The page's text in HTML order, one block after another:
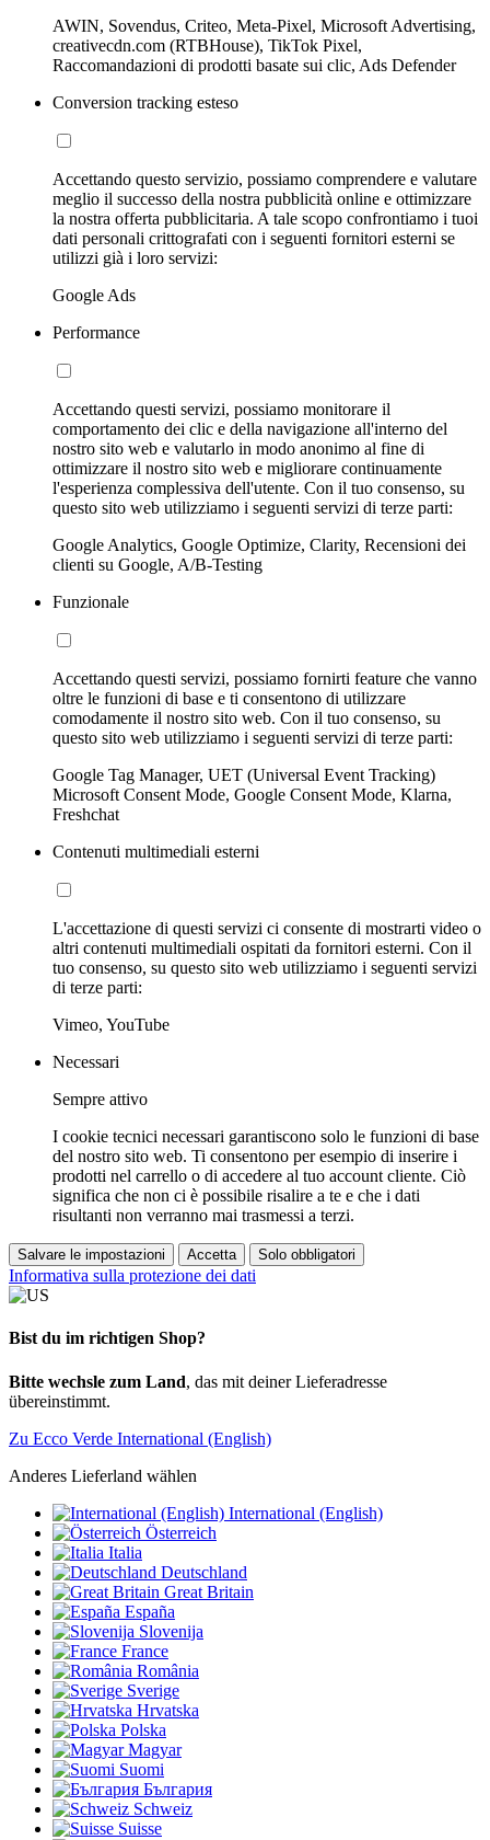
AWIN, Sovendus, Criteo, Meta-Pixel, Microsoft Advertising,
creativecdn.com (RTBHouse), TikTok Pixel,
Raccomandazioni di prodotti basate sui clic, Ads Defender
Conversion tracking esteso
Accettando questo servizio, possiamo comprendere e valutare
meglio il successo della nostra pubblicità online e ottimizzare
la nostra offerta pubblicitaria. A tale scopo confrontiamo i tuoi
dati personali crittografati con i seguenti fornitori esterni se
utilizzi già i loro servizi:
Google Ads
Performance
Accettando questi servizi, possiamo monitorare il
comportamento dei clic e della navigazione all'interno del
nostro sito web e valutarlo in modo anonimo al fine di
ottimizzare il nostro sito web e migliorare continuamente
l'esperienza complessiva dell'utente. Con il tuo consenso, su
questo sito web utilizziamo i seguenti servizi di terze parti:
Google Analytics, Google Optimize, Clarity, Recensioni dei
clienti su Google, A/B-Testing
Funzionale
Accettando questi servizi, possiamo fornirti feature che vanno
oltre le funzioni di base e ti consentono di utilizzare
comodamente il nostro sito web. Con il tuo consenso, su
questo sito web utilizziamo i seguenti servizi di terze parti:
Google Tag Manager, UET (Universal Event Tracking)
Microsoft Consent Mode, Google Consent Mode, Klarna,
Freshchat
Contenuti multimediali esterni
L'accettazione di questi servizi ci consente di mostrarti video o
altri contenuti multimediali ospitati da fornitori esterni. Con il
tuo consenso, su questo sito web utilizziamo i seguenti servizi
di terze parti:
Vimeo, YouTube
Necessari
Sempre attivo
I cookie tecnici necessari garantiscono solo le funzioni di base
del nostro sito web. Ti consentono per esempio di inserire i
prodotti nel carrello o di accedere al tuo account cliente. Ciò
significa che non ci è possibile risalire a te e che i dati
risultanti non verranno mai trasmessi a terzi.
Salvare le impostazioni Accetta Solo obbligatori
Informativa sulla protezione dei dati
Bist du im richtigen Shop?
Bitte wechsle zum Land, das mit deiner Lieferadresse
übereinstimmt.
Zu Ecco Verde International (English)
Anderes Lieferland wählen
International (English)
Österreich
Italia
Deutschland
Great Britain
España
Slovenija
France
România
Sverige
Hrvatska
Polska
Magyar
Suomi
България
Schweiz
Suisse